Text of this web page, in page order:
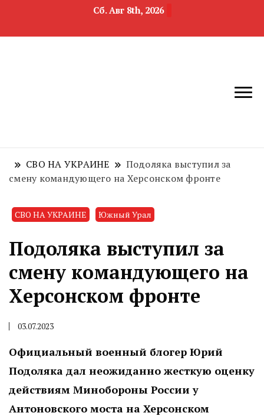
Сб. Авг 8th, 2026
область
СВО НА УКРАИНЕ
Подоляка выступил за
смену командующего на Херсонском фронте
СВО НА УКРАИНЕ Южный Урал
Подоляка выступил за
смену командующего на
Херсонском фронте
03.07.2023
Официальный военный блогер Юрий
Подоляка дал неожиданно жесткую оценку
действиям Минобороны России у
Антоновского моста на Херсонском